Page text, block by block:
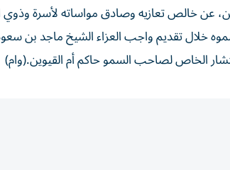
عن خالص تعازيه وصادق مواساته لأسرة وذوي
خلال تقديم واجب العزاء الشيخ ماجد بن
الخاص لصاحب السمو حاكم أم القيوين.(وام)